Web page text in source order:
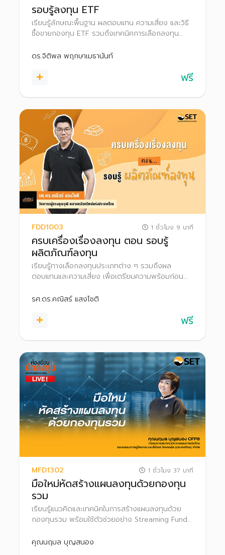
รอบรู้ลงทุน ETF
เรียนรู้ลักษณะพื้นฐาน ผลตอบแทน ความเสี่ยง และวิธี
ซื้อขายกองทุน ETF รวมถึงเทคนิคการเลือกลงทุน
เลือกลงทุนในกองทุนที่เหมาะสมกับตนเองได้
ดร.จิติพล พฤกษาเมธานันท์
ฟรี
FDD1003 1 ชั่วโมง 9 นาที
ครบเครื่องเรื่องลงทุน ตอน รอบรู้
ผลิตภัณฑ์ลงทุน
เรียนรู้ทางเลือกลงทุนประเภทต่าง ๆ รวมถึงผล
ตอบแทนและความเสี่ยง เพื่อเตรียมความพร้อมก่อน
รศ.ดร.คณิสร์ แสงโชติ
ฟรี
MFD1302 1 ชั่วโมง 37 นาที
มือใหม่หัดสร้างแผนลงทุนด้วยกองทุน
รวม
เรียนรู้แนวคิดและเทคนิคในการสร้างแผนลงทุนด้วย
กองทุนรวม พร้อมใช้ตัวช่วยอย่าง Streaming Fund+
คุณนฤมล บุญสนอง